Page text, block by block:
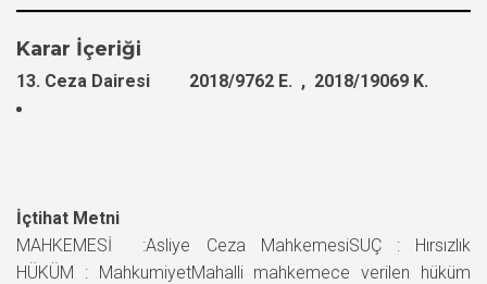
Karar İçeriği
13. Ceza Dairesi 2018/9762 E. , 2018/19069 K.
İçtihat Metni
MAHKEMESİ :Asliye Ceza MahkemesiSUÇ : Hırsızlık
HÜKÜM : MahkumiyetMahalli mahkemece verilen hüküm